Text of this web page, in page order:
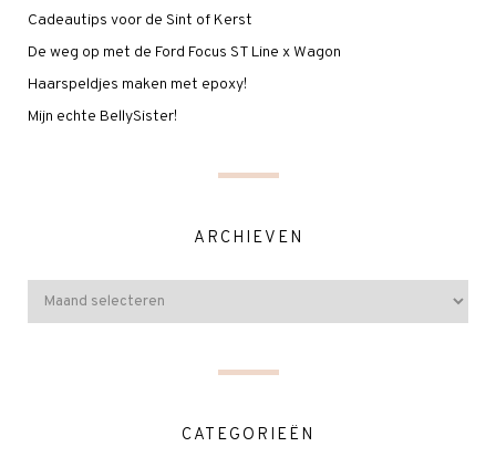
Cadeautips voor de Sint of Kerst
De weg op met de Ford Focus ST Line x Wagon
Haarspeldjes maken met epoxy!
Mijn echte BellySister!
ARCHIEVEN
CATEGORIEËN